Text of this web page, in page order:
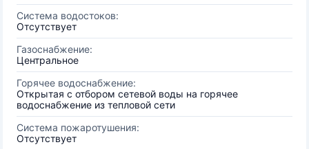
Система водостоков:
Отсутствует
Газоснабжение:
Центральное
Горячее водоснабжение:
Открытая с отбором сетевой воды на горячее
водоснабжение из тепловой сети
Система пожаротушения:
Отсутствует